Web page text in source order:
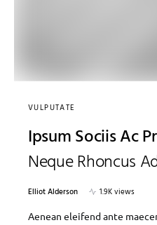
VULPUTATE
Ipsum Sociis Ac
Neque Rhoncus
Elliot Alderson
1.9K views
Aenean eleifend ante